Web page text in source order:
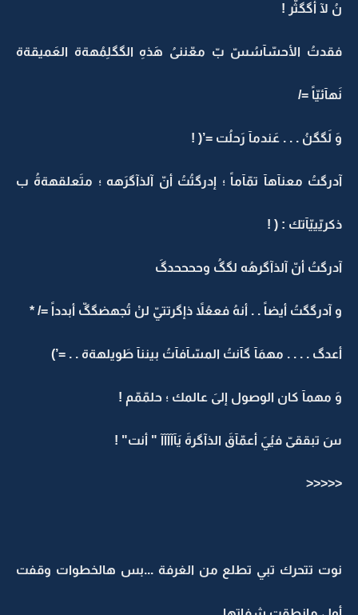
نُ لآ أگگثّر !
فقدتُ الأحسّآسُسّ بّ معّننىُ هَذهِ الگگلِمُهةة العَميقةة
نَهآئيّاً =/
وَ لَگگنُ . . . عَندمآ رَحلُت =’( !
آدرگتُ معنآهآ تمّآماً ؛ إدرگتُتُ أنّ آلذآگرَهه ؛ متَعلقهةةُ ب
ذكريّييّآتك : ( !
آدرگتُ أنّ آلذآگرهُه لگگُ وححححدگَ
و آدرگگتُ أيضاً . . أنهُ فععُلاً ذإگرتتيّ لنْ تُجهضگگّ أبدداً =/ *
أعدگ . . . . مهمَآ گآنتُ المسّآفآتُ بيننآ طَويلهةة . . =’)
وَ مهمآ كان الوصول إلىَ عالمك ؛ حلمّمّم !
سَ تبققىّ فيُيَ أعمّآقَ الذآگرةَ يَآآآآآ " أنت" !
<<<<<
نوت تتحرك تبي تطلع من الغرفة ...بس هالخطوات وقفت